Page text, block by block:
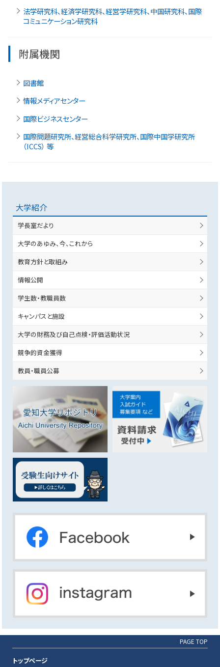
法学研究科、経済学研究科、経営学研究科、中国研究科、国際
コミュニケーション研究科
附属機関
図書館
情報メディアセンター
国際ビジネスセンター
国際問題研究所、経営総合科学研究所、国際中国学研究所
（ICCS） 等
大学紹介
学長室だより
大学のあゆみ、今、これから
教育方針と取組み
情報公開
学生数・教職員数
キャンパスと施設
大学の財務及び自己点検・評価活動状況
競争的資金獲得
教員・職員公募
PAGE TOP
トップページ